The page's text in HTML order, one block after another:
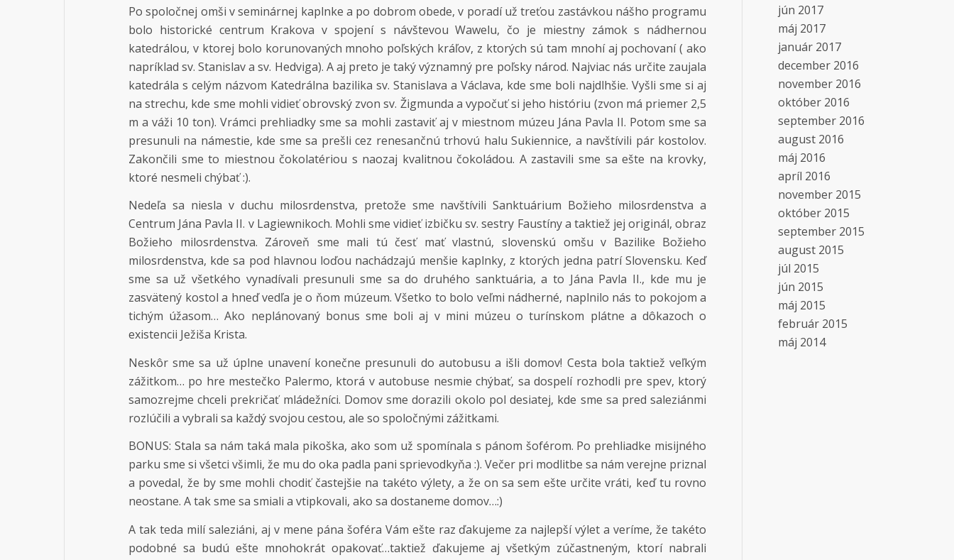
Po spoločnej omši v seminárnej kaplnke a po dobrom obede, v poradí už treťou zastávkou nášho programu
bolo historické centrum Krakova v spojení s návštevou Wawelu, čo je miestny zámok s nádhernou
katedrálou, v ktorej bolo korunovaných mnoho poľských kráľov, z ktorých sú tam mnohí aj pochovaní ( ako
napríklad sv. Stanislav a sv. Hedviga). A aj preto je taký významný pre poľsky národ. Najviac nás určite zaujala
katedrála s celým názvom Katedrálna bazilika sv. Stanislava a Václava, kde sme boli najdlhšie. Vyšli sme si aj
na strechu, kde sme mohli vidieť obrovský zvon sv. Žigmunda a vypočuť si jeho históriu (zvon má priemer 2,5
m a váži 10 ton). Vrámci prehliadky sme sa mohli zastaviť aj v miestnom múzeu Jána Pavla II. Potom sme sa
presunuli na námestie, kde sme sa prešli cez renesančnú trhovú halu Sukiennice, a navštívili pár kostolov.
Zakončili sme to miestnou čokolatériou s naozaj kvalitnou čokoládou. A zastavili sme sa ešte na krovky,
ktoré nesmeli chýbať :).
Nedeľa sa niesla v duchu milosrdenstva, pretože sme navštívili Sanktuárium Božieho milosrdenstva a
Centrum Jána Pavla II. v Lagiewnikoch. Mohli sme vidieť izbičku sv. sestry Faustíny a taktiež jej originál, obraz
Božieho milosrdenstva. Zároveň sme mali tú česť mať vlastnú, slovenskú omšu v Bazilike Božieho
milosrdenstva, kde sa pod hlavnou loďou nachádzajú menšie kaplnky, z ktorých jedna patrí Slovensku. Keď
sme sa už všetkého vynadívali presunuli sme sa do druhého sanktuária, a to Jána Pavla II., kde mu je
zasvätený kostol a hneď vedľa je o ňom múzeum. Všetko to bolo veľmi nádherné, naplnilo nás to pokojom a
tichým úžasom… Ako neplánovaný bonus sme boli aj v mini múzeu o turínskom plátne a dôkazoch o
existencii Ježiša Krista.
Neskôr sme sa už úplne unavení konečne presunuli do autobusu a išli domov! Cesta bola taktiež veľkým
zážitkom… po hre mestečko Palermo, ktorá v autobuse nesmie chýbať, sa dospelí rozhodli pre spev, ktorý
samozrejme chceli prekričať mládežníci. Domov sme dorazili okolo pol desiatej, kde sme sa pred saleziánmi
rozlúčili a vybrali sa každý svojou cestou, ale so spoločnými zážitkami.
BONUS: Stala sa nám taká mala pikoška, ako som už spomínala s pánom šoférom. Po prehliadke misijného
parku sme si všetci všimli, že mu do oka padla pani sprievodkyňa :). Večer pri modlitbe sa nám verejne priznal
a povedal, že by sme mohli chodiť častejšie na takéto výlety, a že on sa sem ešte určite vráti, keď tu rovno
neostane. A tak sme sa smiali a vtipkovali, ako sa dostaneme domov…:)
A tak teda milí saleziáni, aj v mene pána šoféra Vám ešte raz ďakujeme za najlepší výlet a veríme, že takéto
podobné sa budú ešte mnohokrát opakovať…taktiež ďakujeme aj všetkým zúčastneným, ktorí nabrali
jún 2017
máj 2017
január 2017
december 2016
november 2016
október 2016
september 2016
august 2016
máj 2016
apríl 2016
november 2015
október 2015
september 2015
august 2015
júl 2015
jún 2015
máj 2015
február 2015
máj 2014